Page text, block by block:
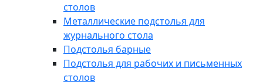
столов
Металлические подстолья для
журнального стола
Подстолья барные
Подстолья для рабочих и письменных
столов